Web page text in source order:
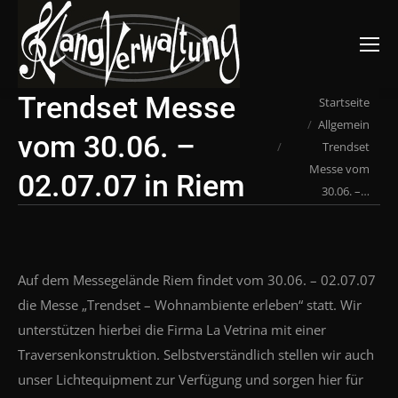
Suchen:
Trendset Messe
vom 30.06. –
02.07.07 in Riem
Du bist hier:Startseite
Allgemein
Trendset
Messe vom
30.06. –…
Auf dem Messegelände Riem findet vom 30.06. – 02.07.07
die Messe „Trendset – Wohnambiente erleben“ statt. Wir
unterstützen hierbei die Firma La Vetrina mit einer
Traversenkonstruktion. Selbstverständlich stellen wir auch
unser Lichtequipment zur Verfügung und sorgen hier für